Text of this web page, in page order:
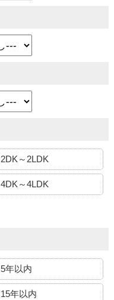
2DK～2LDK
4DK～4LDK
5年以内
15年以内